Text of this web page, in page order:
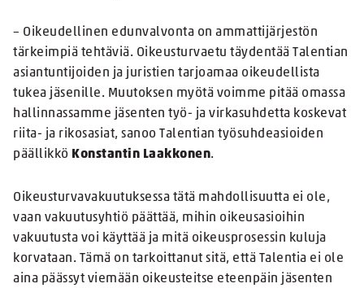
– Oikeudellinen edunvalvonta on ammattijärjestön
tärkeimpiä tehtäviä. Oikeusturvaetu täydentää Talentian
asiantuntijoiden ja juristien tarjoamaa oikeudellista
tukea jäsenille. Muutoksen myötä voimme pitää omassa
hallinnassamme jäsenten työ- ja virkasuhdetta koskevat
riita- ja rikosasiat, sanoo Talentian työsuhdeasioiden
päällikkö Konstantin Laakkonen.
Oikeusturvavakuutuksessa tätä mahdollisuutta ei ole,
vaan vakuutusyhtiö päättää, mihin oikeusasioihin
vakuutusta voi käyttää ja mitä oikeusprosessin kuluja
korvataan. Tämä on tarkoittanut sitä, että Talentia ei ole
aina päässyt viemään oikeusteitse eteenpäin jäsenten